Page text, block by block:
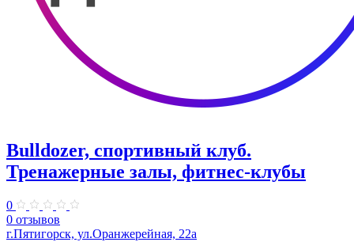
Bulldozer, спортивный клуб.
Тренажерные залы, фитнес-клубы
0
0 отзывов
г.Пятигорск, ул.Оранжерейная, 22а